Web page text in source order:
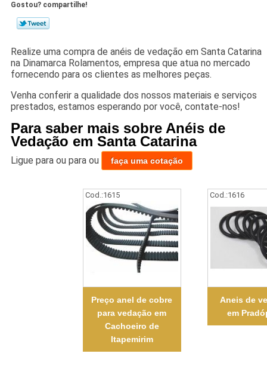
Gostou? compartilhe!
Realize uma compra de anéis de vedação em Santa Catarina
na Dinamarca Rolamentos, empresa que atua no mercado
fornecendo para os clientes as melhores peças.
Venha conferir a qualidade dos nossos materiais e serviços
prestados, estamos esperando por você, contate-nos!
Para saber mais sobre Anéis de
Vedação em Santa Catarina
Ligue para ou para ou faça uma cotação
Cod.:1615
Preço anel de cobre
para vedação em
Cachoeiro de
Itapemirim
Cod.:1616
Aneis de
em